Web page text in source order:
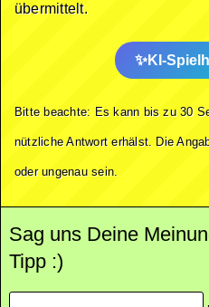
übermittelt.
KI-
Bitte beachte: Es kann bis zu 30
nützliche Antwort erhälst. Die
oder ungenau sein.
Sag uns Deine
Tipp :)